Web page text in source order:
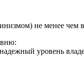
не менее чем
уровень